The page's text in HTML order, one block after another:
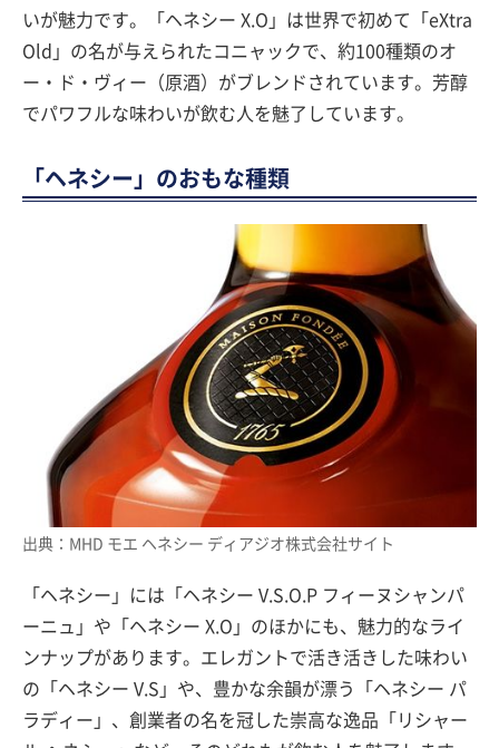
いが魅力です。「ヘネシー X.O」は世界で初めて「eXtra
Old」の名が与えられたコニャックで、約100種類のオ
ー・ド・ヴィー（原酒）がブレンドされています。芳醇
でパワフルな味わいが飲む人を魅了しています。
「ヘネシー」のおもな種類
出典：MHD モエ ヘネシー ディアジオ株式会社サイト
「ヘネシー」には「ヘネシー V.S.O.P フィーヌシャンパ
ーニュ」や「ヘネシー X.O」のほかにも、魅力的なライ
ンナップがあります。エレガントで活き活きした味わい
の「ヘネシー V.S」や、豊かな余韻が漂う「ヘネシー パ
ラディー」、創業者の名を冠した崇高な逸品「リシャー